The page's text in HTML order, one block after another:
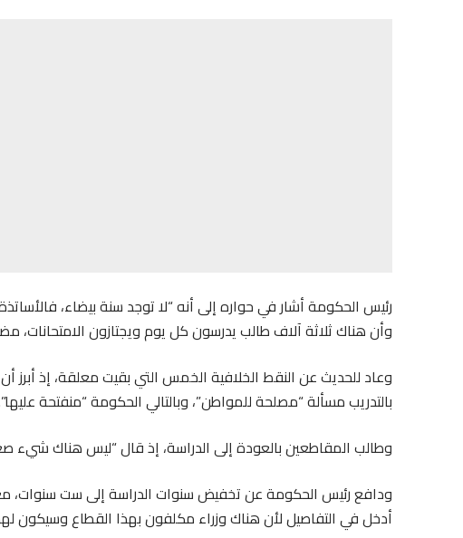
رئيس الحكومة أشار في حواره إلى أنه “لا توجد سنة بيضاء،
وأن هناك ثلاثة آلاف طالب يدرسون كل يوم ويجتازون الامتحانات،
وعاد للحديث عن النقط الخلافية الخمس التي بقيت معلقة، إذ
بالتدريب مسألة “مصلحة للمواطن”، وبالتالي الحكومة “منفتحة
وطالب المقاطعين بالعودة إلى الدراسة، إذ قال “ليس هناك
ودافع رئيس الحكومة عن تخفيض سنوات الدراسة إلى ست سنوات،
أدخل في التفاصيل لأن هناك وزراء مكلفون بهذا القطاع وسيكون